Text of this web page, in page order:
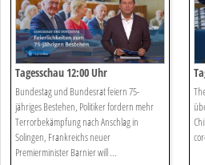
Tagesschau 12:00 Uhr
Bundestag und Bundesrat feiern 75-
jähriges Bestehen, Politiker fordern mehr
Terrorbekämpfung nach Anschlag in
Solingen, Frankreichs neuer
Premierminister Barnier will ...